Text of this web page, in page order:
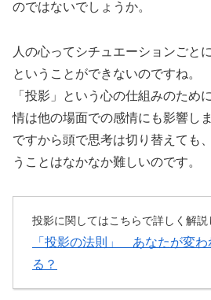
のではないでしょうか。
人の心ってシチュエーションごと
ということができないのですね。
「投影」という心の仕組みのため
情は他の場面での感情にも影響しま
ですから頭で思考は切り替えても
うことはなかなか難しいのです。
投影に関してはこちらで詳しく解説
「投影の法則」 あなたが変わ
る？